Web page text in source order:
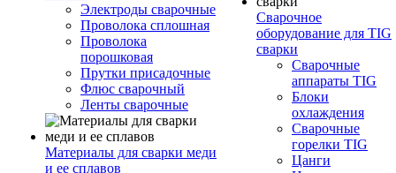
Электроды сварочные
Проволока сплошная
Проволока
порошковая
Прутки присадочные
Флюс сварочный
Ленты сварочные
Материалы для сварки меди
и ее сплавов
Сварочное
оборудование для TIG
сварки
Сварочные
аппараты TIG
Блоки
охлаждения
Сварочные
горелки TIG
Цанги